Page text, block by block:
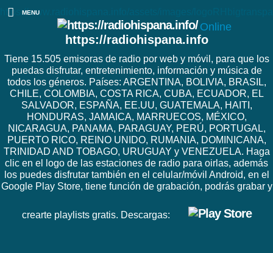
https://www.radiohispana.info/assets/images/
Online
https://radiohispana.info
Tiene 15.505 emisoras de radio por web y móvil, para que los
puedas disfrutar, entretenimiento, información y música de
todos los géneros. Países: ARGENTINA, BOLIVIA, BRASIL,
CHILE, COLOMBIA, COSTA RICA, CUBA, ECUADOR, EL
SALVADOR, ESPAÑA, EE.UU, GUATEMALA, HAITI,
HONDURAS, JAMAICA, MARRUECOS, MÉXICO,
NICARAGUA, PANAMA, PARAGUAY, PERÚ, PORTUGAL,
PUERTO RICO, REINO UNIDO, RUMANIA, DOMINICANA,
TRINIDAD AND TOBAGO, URUGUAY y VENEZUELA. Haga
clic en el logo de las estaciones de radio para oirlas, además
los puedes disfrutar también en el celular/móvil Android, en el
Google Play Store, tiene función de grabación, podrás grabar y
crearte playlists gratis. Descargas:
MENU